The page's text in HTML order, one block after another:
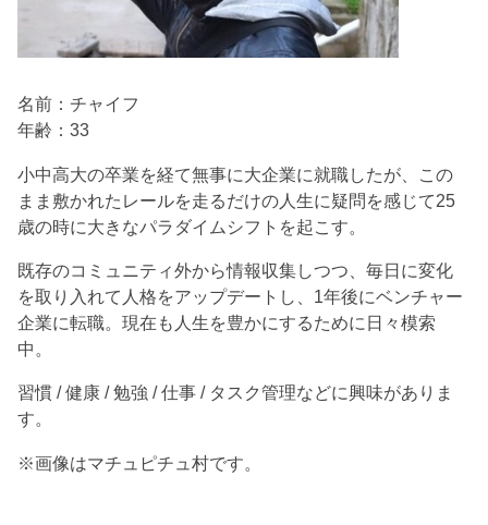
名前：チャイフ
年齢：33
小中高大の卒業を経て無事に大企業に就職したが、この
まま敷かれたレールを走るだけの人生に疑問を感じて25
歳の時に大きなパラダイムシフトを起こす。
既存のコミュニティ外から情報収集しつつ、毎日に変化
を取り入れて人格をアップデートし、1年後にベンチャー
企業に転職。現在も人生を豊かにするために日々模索
中。
習慣 / 健康 / 勉強 / 仕事 / タスク管理などに興味がありま
す。
※画像はマチュピチュ村です。